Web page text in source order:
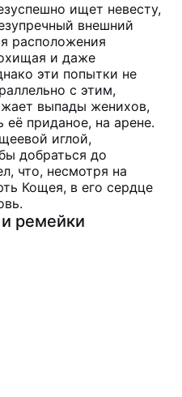
ищет невесту,
внешний
расположения
и даже
эти попытки не
с этим,
выпады женихов,
приданое, на арене.
иглой,
добраться до
что, несмотря на
Кощея, в его сердце
ремейки